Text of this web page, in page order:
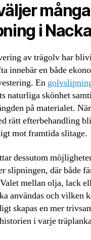
många
i Nacka
av trägolv har
innebär en både
En
naturliga skönhet
på materialet.
rätt efterbehandling
mot framtida slitage.
dessutom
slipningen, där både
mellan olja, lack
användas och vilken
skapas en mer
i varje